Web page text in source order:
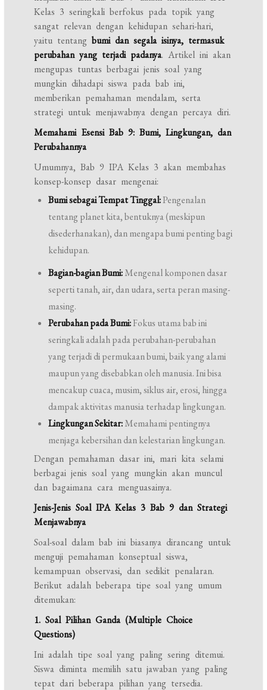
Kelas 3 seringkali berfokus pada topik yang
sangat relevan dengan kehidupan sehari-hari,
yaitu tentangbumi dan segala isinya, termasuk
perubahan yang terjadi padanya. Artikel ini akan
mengupas tuntas berbagai jenis soal yang
mungkin dihadapi siswa pada bab ini,
memberikan pemahaman mendalam, serta
strategi untuk menjawabnya dengan percaya diri.
Memahami Esensi Bab 9: Bumi, Lingkungan, dan
Perubahannya
Umumnya, Bab 9 IPA Kelas 3 akan membahas
konsep-konsep dasar mengenai:
Bumi sebagai Tempat Tinggal:Pengenalan
tentang planet kita, bentuknya (meskipun
disederhanakan), dan mengapa bumi penting bagi
kehidupan.
Bagian-bagian Bumi:Mengenal komponen dasar
seperti tanah, air, dan udara, serta peran masing-
masing.
Perubahan pada Bumi:Fokus utama bab ini
seringkali adalah pada perubahan-perubahan
yang terjadi di permukaan bumi, baik yang alami
maupun yang disebabkan oleh manusia. Ini bisa
mencakup cuaca, musim, siklus air, erosi, hingga
dampak aktivitas manusia terhadap lingkungan.
Lingkungan Sekitar:Memahami pentingnya
menjaga kebersihan dan kelestarian lingkungan.
Dengan pemahaman dasar ini, mari kita selami
berbagai jenis soal yang mungkin akan muncul
dan bagaimana cara menguasainya.
Jenis-Jenis Soal IPA Kelas 3 Bab 9 dan Strategi
Menjawabnya
Soal-soal dalam bab ini biasanya dirancang untuk
menguji pemahaman konseptual siswa,
kemampuan observasi, dan sedikit penalaran.
Berikut adalah beberapa tipe soal yang umum
ditemukan:
1. Soal Pilihan Ganda (Multiple Choice
Questions)
Ini adalah tipe soal yang paling sering ditemui.
Siswa diminta memilih satu jawaban yang paling
tepat dari beberapa pilihan yang tersedia.